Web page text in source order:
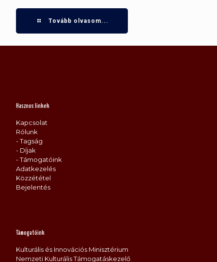
Tovább olvasom...
Hasznos linkek
Kapcsolat
Rólunk
- Tagság
- Díjak
- Támogatóink
Adatkezelés
Közzététel
Bejelentés
Támogatóink
Kulturális és Innovációs Minisztérium
Nemzeti Kulturális Támogatáskezelő